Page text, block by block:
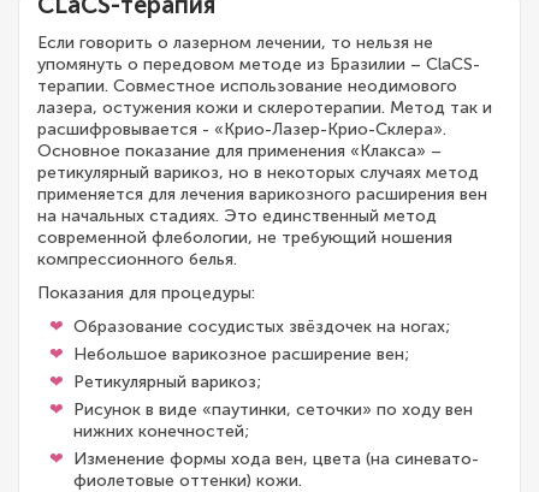
Если говорить о лазерном лечении, то нельзя не
упомянуть о передовом методе из Бразилии – ClaCS-
терапии. Совместное использование неодимового
лазера, остужения кожи и склеротерапии. Метод так и
расшифровывается - «Крио-Лазер-Крио-Склера».
Основное показание для применения «Клакса» –
ретикулярный варикоз, но в некоторых случаях метод
применяется для лечения варикозного расширения вен
на начальных стадиях. Это единственный метод
современной флебологии, не требующий ношения
компрессионного белья.
Показания для процедуры:
Образование сосудистых звёздочек на ногах;
Небольшое варикозное расширение вен;
Ретикулярный варикоз;
Рисунок в виде «паутинки, сеточки» по ходу вен
нижних конечностей;
Изменение формы хода вен, цвета (на синевато-
фиолетовые оттенки) кожи.